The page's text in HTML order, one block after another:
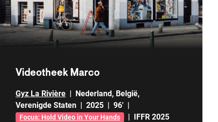
Videotheek Marco
Gyz La Rivière | Nederland, België,
Verenigde Staten | 2025 | 96' |
Focus: Hold Video in Your Hands | IFFR 2025